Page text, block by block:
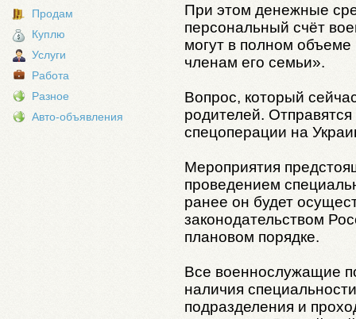
Продам
Куплю
Услуги
Работа
Разное
Авто-объявления
При этом денежные
персональный счёт
могут в полном объеме
членам его семьи».
Вопрос, который
родителей.
спецоперации на
Мероприятия
проведением
ранее он будет
законодательством
плановом порядке.
Все военнослужащие
наличия
подразделения и